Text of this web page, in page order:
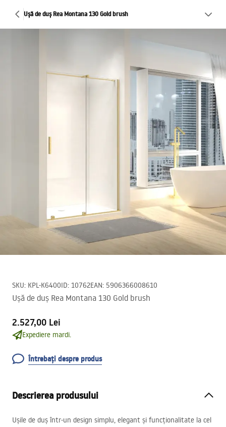
Ușă de duș Rea Montana 130 Gold brush
SKU: KPL-K6400ID: 10762EAN: 5906366008610
Ușă de duș Rea Montana 130 Gold brush
2.527,00 Lei
Expediere mardi.
Întrebați despre produs
Descrierea produsului
Ușile de duș într-un design simplu, elegant și funcționalitate la cel